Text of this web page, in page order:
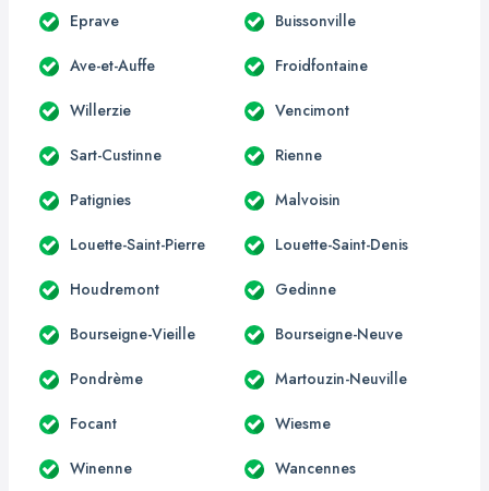
Eprave Buissonville
Ave-et-Auffe Froidfontaine
Willerzie Vencimont
Sart-Custinne Rienne
Patignies Malvoisin
Louette-Saint-Pierre Louette-Saint-Denis
Houdremont Gedinne
Bourseigne-Vieille Bourseigne-Neuve
Pondrème Martouzin-Neuville
Focant Wiesme
Winenne Wancennes